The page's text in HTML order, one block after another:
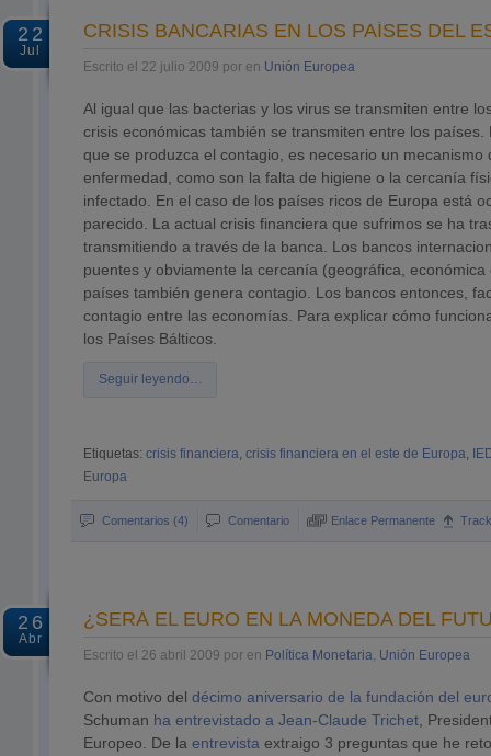
22
Jul
CRISIS BANCARIAS EN LOS PAÍSES DEL
Escrito el 22 julio 2009 por en Unión Europea
Al igual que las bacterias y los virus se transmiten entre
crisis económicas también se transmiten entre los países.
que se produzca el contagio, es necesario un mecanismo
enfermedad, como son la falta de higiene o la cercanía
infectado. En el caso de los países ricos de Europa está
parecido. La actual crisis financiera que sufrimos se ha
transmitiendo a través de la banca. Los bancos
puentes y obviamente la cercanía (geográfica,
países también genera contagio. Los bancos entonces,
contagio entre las economías. Para explicar cómo
los Países Bálticos.
Seguir leyendo…
Etiquetas: crisis financiera, crisis financiera en el este de Europa,
Europa
Comentarios (4) Comentario Enlace Permanente
26
Abr
¿SERÁ EL EURO EN LA MONEDA DEL
Escrito el 26 abril 2009 por en Política Monetaria, Unión Europea
Con motivo del décimo aniversario de la fundación del
Schuman ha entrevistado a Jean-Claude Trichet ,
Europeo. De la entrevista extraigo 3 preguntas que he